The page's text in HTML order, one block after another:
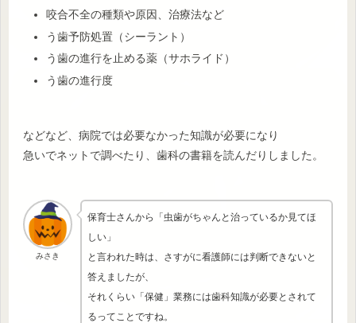
咬合不全の種類や原因、治療法など
う歯予防処置（シーラント）
う歯の進行を止める薬（サホライド）
う歯の進行度
などなど、病院では必要なかった知識が必要になり
急いでネットで調べたり、歯科の書籍を読んだりしました。
みさき
保育士さんから「虫歯がちゃんと治っているか見てほ
しい」
と言われた時は、さすがに看護師には判断できないと
答えましたが、
それくらい「保健」業務には歯科知識が必要とされて
るってことですね。